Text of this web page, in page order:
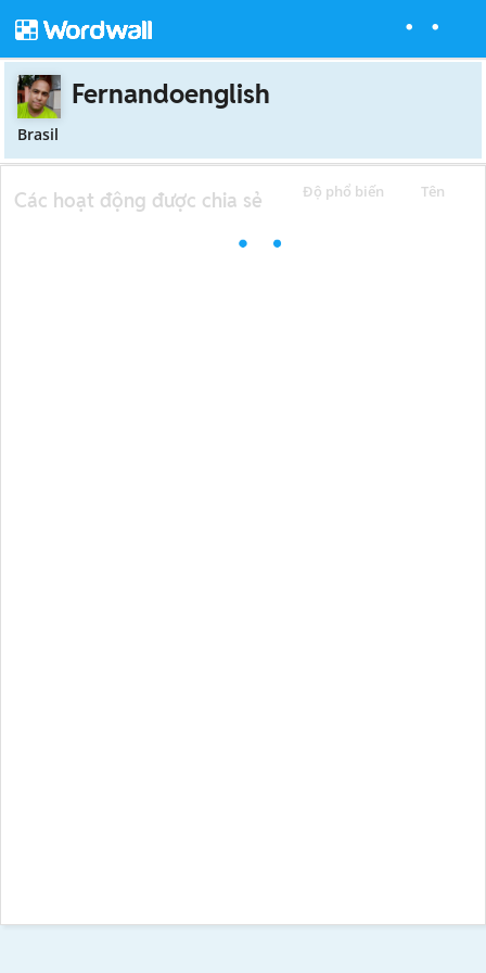
Fernandoenglish
Brasil
Độ phổ biến Tên
Các hoạt động được chia sẻ